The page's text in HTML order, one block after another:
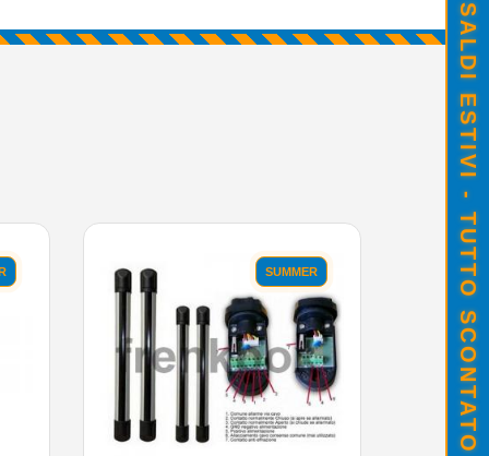
SUMMER SALDI ESTIVI - TUTTO SCONTATO